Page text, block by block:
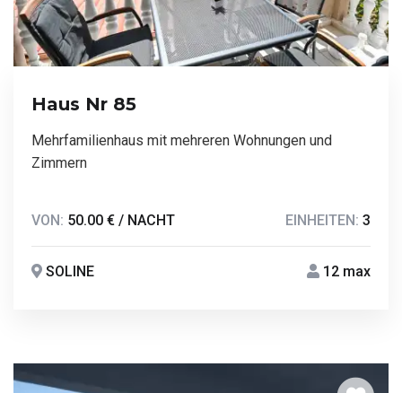
Haus Nr 85
Mehrfamilienhaus mit mehreren Wohnungen und
Zimmern
VON: 50.00 € / NACHT EINHEITEN: 3
SOLINE 12 max